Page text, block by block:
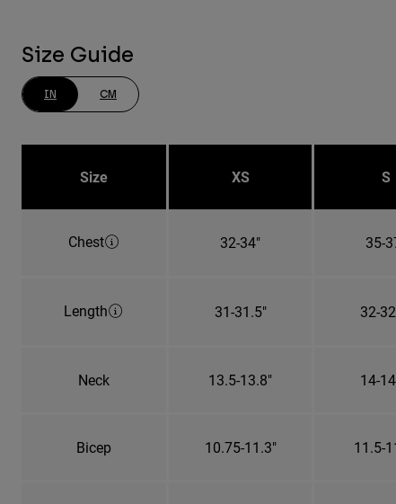
Size Guide
IN CM
Size XS S
Chest 32-34" 35-
Length 31-31.5" 32-
Neck 13.5-13.8" 14-
Bicep 10.75-11.3" 11.5-